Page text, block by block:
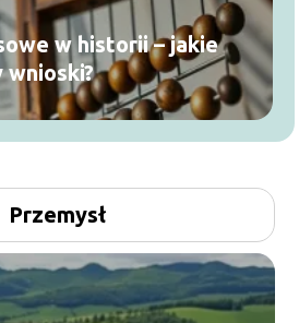
w historii – jakie
wnioski?
Przemysł